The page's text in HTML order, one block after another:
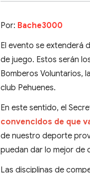
Por: Bache3000
El evento se extenderá
de juego. Estos serán
Bomberos Voluntarios,
club Pehuenes.
En este sentido, el
convencidos de que
de nuestro deporte
puedan dar lo mejor de
Las disciplinas de